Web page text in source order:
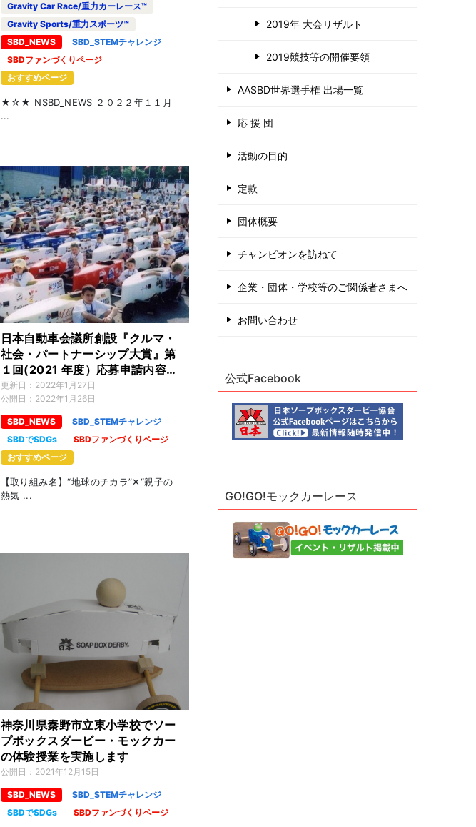
Gravity Car Race/重力カーレース™
Gravity Sports/重力スポーツ™
SBD_NEWS
SBD_STEMチャレンジ
SBDファンづくりページ
おすすめページ
★☆★ NSBD_NEWS ２０２２年１１月
...
日本自動車会議所創設『クルマ・
社会・パートナーシップ大賞』第
１回(2021 年度）応募申請内容
（全文）
更新日： 2022年1月27日
公開日： 2022年1月26日
SBD_NEWS
SBD_STEMチャレンジ
SBDでSDGs
SBDファンづくりページ
おすすめページ
【取り組み名】“地球のチカラ”✕“親子の
熱気 ...
神奈川県秦野市立東小学校でソー
プボックスダービー・モックカー
の体験授業を実施します
公開日： 2021年12月15日
SBD_NEWS
SBD_STEMチャレンジ
SBDでSDGs
SBDファンづくりページ
2019年 大会リザルト
2019競技等の開催要領
AASBD世界選手権 出場一覧
応 援 団
活動の目的
定款
団体概要
チャンピオンを訪ねて
企業・団体・学校等のご関係者さまへ
お問い合わせ
公式Facebook
GO!GO!モックカーレース